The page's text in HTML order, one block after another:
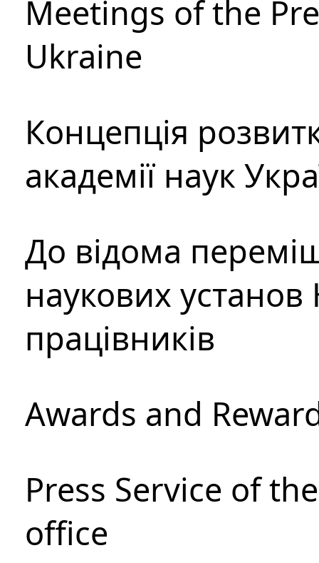
Meetings of the
Ukraine
Концепція
академії наук
До відома
наукових установ
працівників
Awards and
Press Service of
office